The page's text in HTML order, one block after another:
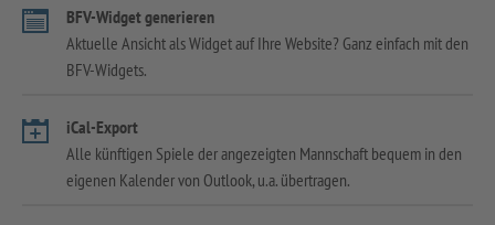
BFV-Widget generieren
Aktuelle Ansicht als Widget auf Ihre Website? Ganz einfach mit den
BFV-Widgets.
iCal-Export
Alle künftigen Spiele der angezeigten Mannschaft bequem in den
eigenen Kalender von Outlook, u.a. übertragen.